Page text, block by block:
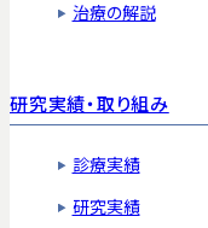
治療の解説
研究実績・取り組み
診療実績
研究実績